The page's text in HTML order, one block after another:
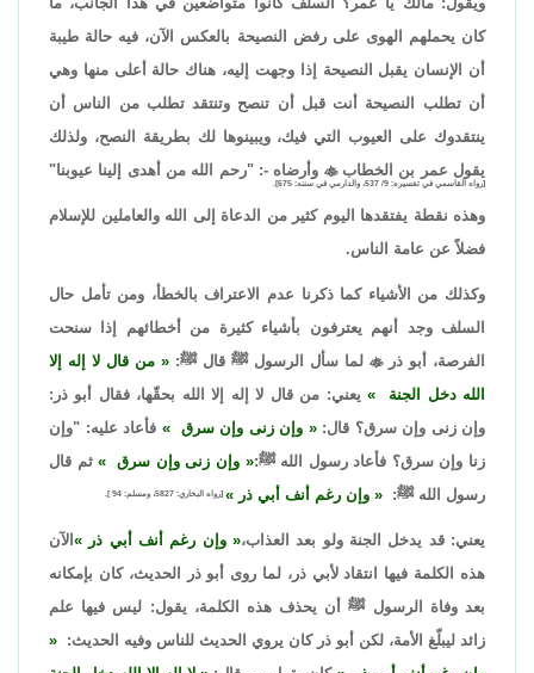
كان يحملهم الهوى على رفض النصيحة بالعكس الآن، فيه حالة طيبة
أن الإنسان يقبل النصيحة إذا وجهت إليه، هناك حالة أعلى منها وهي
أن تطلب النصيحة أنت قبل أن تنصح وتنتقد تطلب من الناس أن
ينتقدوك على العيوب التي فيك، ويبينوها لك بطريقة النصح، ولذلك
يقول عمر بن الخطاب وأرضاه -: "رحم الله من أهدى إلينا عيوبنا"
[رواه القاسمي في تفسيره: 9/ 537، والدارمي في سننه: 675].
وهذه نقطة يفتقدها اليوم كثير من الدعاة إلى الله والعاملين للإسلام
فضلاً عن عامة الناس.
وكذلك من الأشياء كما ذكرنا عدم الاعتراف بالخطأ، ومن تأمل حال
السلف وجد أنهم يعترفون بأشياء كثيرة من أخطائهم إذا سنحت
الفرصة، أبو ذر لما سأل الرسول ﷺ قال ﷺ:
من قال لا إله إلا
الله دخل الجنة
يعني: من قال لا إله إلا الله بحقّها، فقال أبو ذر:
وإن زنى وإن سرق؟ قال:
وإن زنى وإن سرق
فأعاد عليه: "وإن
زنا وإن سرق؟ فأعاد رسول الله ﷺ:
وإن زنى وإن سرق
ثم قال
رسول الله ﷺ:
وإن رغم أنف أبي ذر [رواه البخاري: 5827، ومسلم: 94 ].
يعني: قد يدخل الجنة ولو بعد العذاب، وإن رغم أنف أبي ذر
الآن
هذه الكلمة فيها انتقاد لأبي ذر، لما روى أبو ذر الحديث، كان بإمكانه
بعد وفاة الرسول ﷺ أن يحذف هذه الكلمة، يقول: ليس فيها علم
زائد ليبلّغ الأمة، لكن أبو ذر كان يروي الحديث للناس وفيه الحديث: